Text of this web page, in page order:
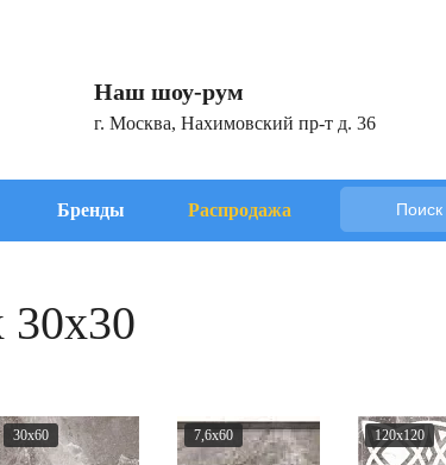
Наш шоу-рум
г. Москва, Нахимовский пр-т д. 36
Бренды Распродажа
30x60 7,6x60 120x120